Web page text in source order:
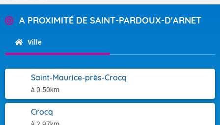
A PROXIMITÉ DE SAINT-PARDOUX-D'ARNET
Ville
Saint-Maurice-près-Crocq
à 0.50km
Crocq